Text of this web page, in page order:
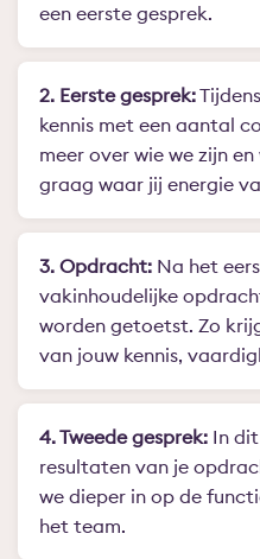
een eerste gesprek.
2. Eerste gesprek:
kennis met een aantal
meer over wie we zijn
graag waar jij energie
3. Opdracht: Na het
vakinhoudelijke
worden getoetst. Zo
van jouw kennis,
4. Tweede gesprek: In
resultaten van je
we dieper in op de
het team.